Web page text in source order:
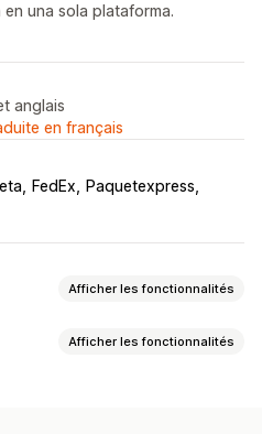
una sola plataforma.
anglais
en français
FedEx
Paquetexpress
Afficher les fonctionnalités
Afficher les fonctionnalités